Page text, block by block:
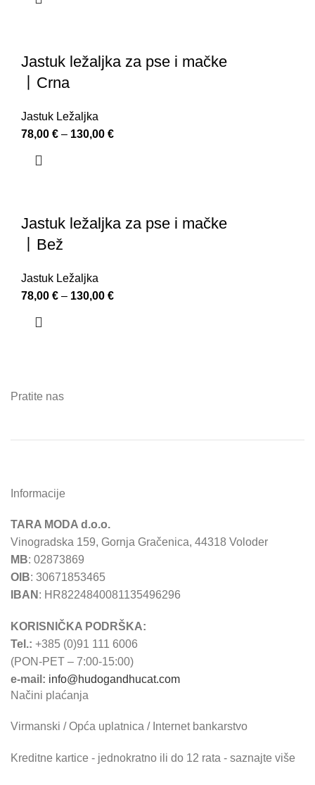
Jastuk ležaljka za pse i mačke
丨Crna
Jastuk Ležaljka
78,00 € – 130,00 €
Jastuk ležaljka za pse i mačke
丨Bež
Jastuk Ležaljka
78,00 € – 130,00 €
Pratite nas
Informacije
TARA MODA d.o.o.
Vinogradska 159, Gornja Gračenica, 44318 Voloder
MB: 02873869
OIB: 30671853465
IBAN : HR8224840081135496296
KORISNIČKA PODRŠKA:
Tel.: +385 (0)91 111 6006
(PON-PET – 7:00-15:00)
e-mail: info@hudogandhucat.com
Načini plaćanja
Virmanski / Opća uplatnica / Internet bankarstvo
Kreditne kartice - jednokratno ili do 12 rata - saznajte više